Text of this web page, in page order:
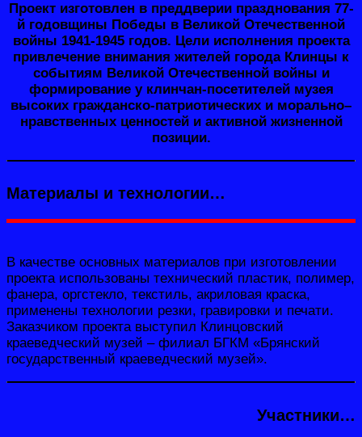
Проект изготовлен в преддверии празднования 77-
й годовщины Победы в Великой Отечественной
войны 1941-1945 годов. Цели исполнения проекта
привлечение внимания жителей города Клинцы к
событиям Великой Отечественной войны и
формирование у клинчан-посетителей музея
высоких гражданско-патриотических и морально–
нравственных ценностей и активной жизненной
позиции.
Материалы и технологии…
В качестве основных материалов при изготовлении
проекта использованы технический пластик, полимер,
фанера, оргстекло, текстиль, акриловая краска,
применены технологии резки, гравировки и печати.
Заказчиком проекта выступил Клинцовский
краеведческий музей – филиал БГКМ «Брянский
государственный краеведческий музей».
Участники…